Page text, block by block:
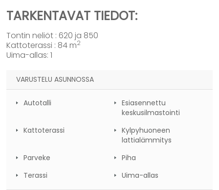
TARKENTAVAT TIEDOT:
Tontin neliöt : 620 ja 850
Kattoterassi : 84 m2
Uima-allas: 1
VARUSTELU ASUNNOSSA
Autotalli
Esiasennettu
keskusilmastointi
Kattoterassi
Kylpyhuoneen
lattialämmitys
Parveke
Piha
Terassi
Uima-allas